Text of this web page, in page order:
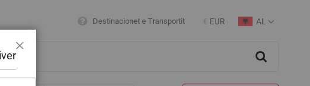
Destinacionet e Transportit
Currency
€ EUR
Language
AL